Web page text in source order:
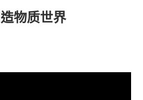
物质世界